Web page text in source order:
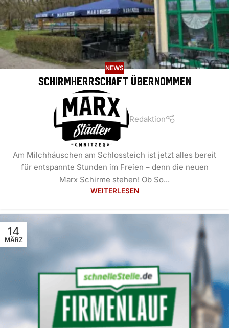
NEWS
Schirmherrschaft übernommen
Redaktion
Am Milchhäuschen am Schlossteich ist jetzt alles bereit
für entspannte Stunden im Freien – denn die neuen
Marx Schirme stehen! Ob So...
WEITERLESEN
14
MÄRZ